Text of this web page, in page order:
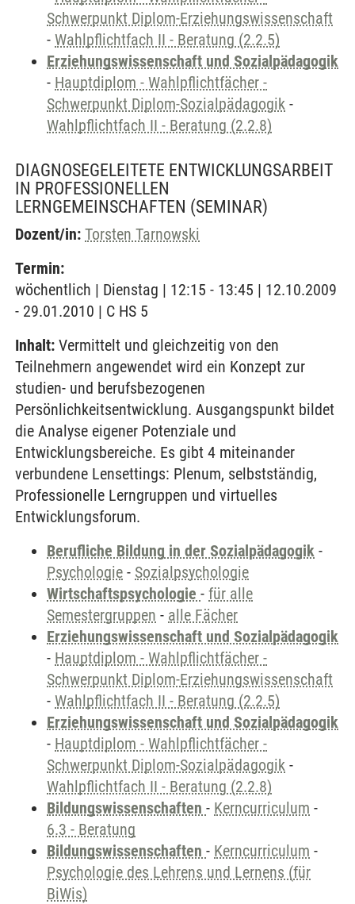
Schwerpunkt Diplom-Erziehungswissenschaft
- Wahlpflichtfach II - Beratung (2.2.5)
Erziehungswissenschaft und Sozialpädagogik
- Hauptdiplom - Wahlpflichtfächer -
Schwerpunkt Diplom-Sozialpädagogik -
Wahlpflichtfach II - Beratung (2.2.8)
DIAGNOSEGELEITETE ENTWICKLUNGSARBEIT
IN PROFESSIONELLEN
LERNGEMEINSCHAFTEN (SEMINAR)
Dozent/in: Torsten Tarnowski
Termin:
wöchentlich | Dienstag | 12:15 - 13:45 | 12.10.2009
- 29.01.2010 | C HS 5
Inhalt: Vermittelt und gleichzeitig von den
Teilnehmern angewendet wird ein Konzept zur
studien- und berufsbezogenen
Persönlichkeitsentwicklung. Ausgangspunkt bildet
die Analyse eigener Potenziale und
Entwicklungsbereiche. Es gibt 4 miteinander
verbundene Lensettings: Plenum, selbstständig,
Professionelle Lerngruppen und virtuelles
Entwicklungsforum.
Berufliche Bildung in der Sozialpädagogik -
Psychologie - Sozialpsychologie
Wirtschaftspsychologie - für alle
Semestergruppen - alle Fächer
Erziehungswissenschaft und Sozialpädagogik
- Hauptdiplom - Wahlpflichtfächer -
Schwerpunkt Diplom-Erziehungswissenschaft
- Wahlpflichtfach II - Beratung (2.2.5)
Erziehungswissenschaft und Sozialpädagogik
- Hauptdiplom - Wahlpflichtfächer -
Schwerpunkt Diplom-Sozialpädagogik -
Wahlpflichtfach II - Beratung (2.2.8)
Bildungswissenschaften - Kerncurriculum -
6.3 - Beratung
Bildungswissenschaften - Kerncurriculum -
Psychologie des Lehrens und Lernens (für
BiWis)